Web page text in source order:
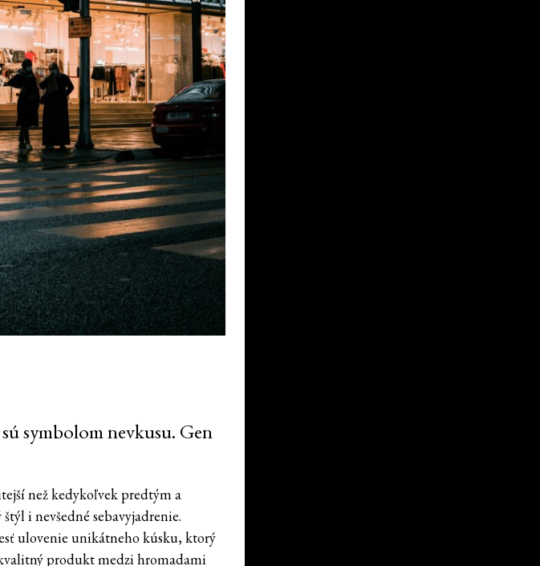
symbolom nevkusu. Gen
než kedykoľvek predtým a
i nevšedné sebavyjadrenie.
ulovenie unikátneho kúsku, ktorý
produkt medzi hromadami